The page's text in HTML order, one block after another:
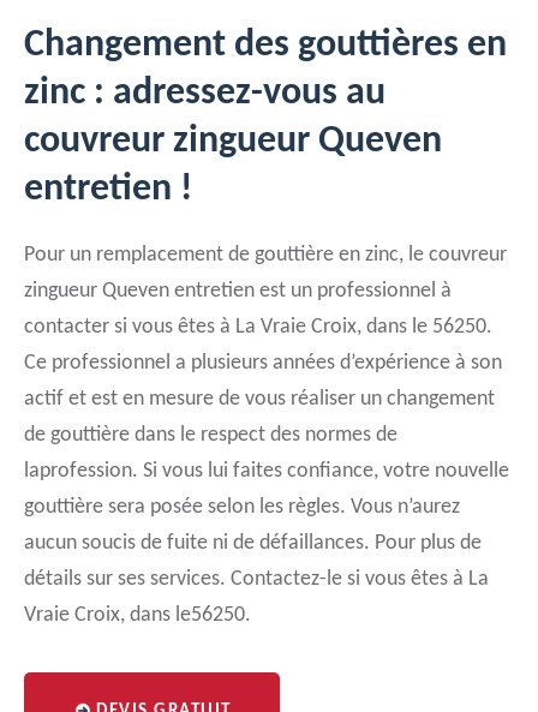
Changement des gouttières en
zinc : adressez-vous au
couvreur zingueur Queven
entretien !
Pour un remplacement de gouttière en zinc, le couvreur
zingueur Queven entretien est un professionnel à
contacter si vous êtes à La Vraie Croix, dans le 56250.
Ce professionnel a plusieurs années d’expérience à son
actif et est en mesure de vous réaliser un changement
de gouttière dans le respect des normes de
laprofession. Si vous lui faites confiance, votre nouvelle
gouttière sera posée selon les règles. Vous n’aurez
aucun soucis de fuite ni de défaillances. Pour plus de
détails sur ses services. Contactez-le si vous êtes à La
Vraie Croix, dans le56250.